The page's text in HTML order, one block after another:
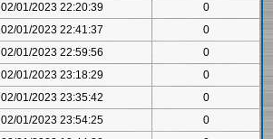
02/01/2023 22:20:39
0
02/01/2023 22:41:37
0
02/01/2023 22:59:56
0
02/01/2023 23:18:29
0
02/01/2023 23:35:42
0
02/01/2023 23:54:25
0